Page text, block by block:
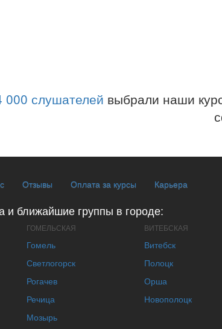
000 слушателей выбрали наши
Отзывы Оплата за курсы Карьера
и ближайшие группы в городе:
ГОМЕЛЬСКАЯ
Гомель
Светлогорск
Рогачев
Речица
Мозырь
ВИТЕБСКАЯ
Витебск
Полоцк
Орша
Новополоцк